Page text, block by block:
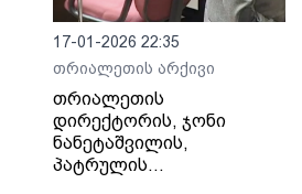
17-01-2026 22:35
თრიალეთის არქივი
თრიალეთის
დირექტორის, ჯონი
ნანეტაშვილის,
პატრულის